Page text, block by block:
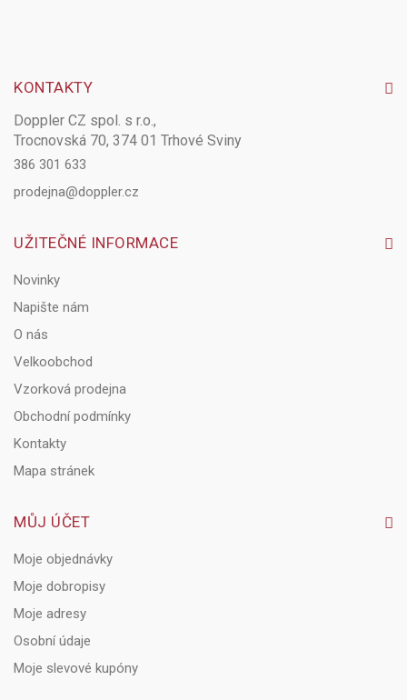
KONTAKTY
Doppler CZ spol. s r.o.,
Trocnovská 70, 374 01 Trhové Sviny
386 301 633
prodejna@doppler.cz
UŽITEČNÉ INFORMACE
Novinky
Napište nám
O nás
Velkoobchod
Vzorková prodejna
Obchodní podmínky
Kontakty
Mapa stránek
MŮJ ÚČET
Moje objednávky
Moje dobropisy
Moje adresy
Osobní údaje
Moje slevové kupóny